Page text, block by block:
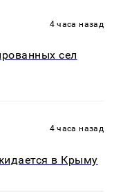
4 часа назад
сел
4 часа назад
в Крыму